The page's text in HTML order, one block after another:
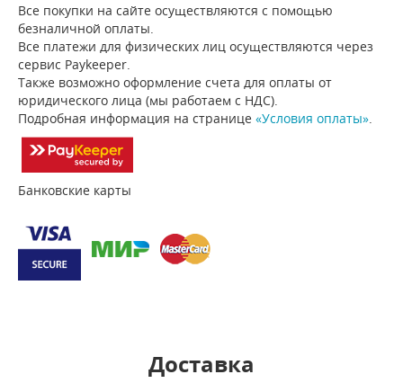
Все покупки на сайте осуществляются с помощью
безналичной оплаты.
Все платежи для физических лиц осуществляются через
сервис Paykeeper.
Также возможно оформление счета для оплаты от
юридического лица (мы работаем с НДС).
Подробная информация на странице «Условия оплаты»
Банковские карты
Доставка